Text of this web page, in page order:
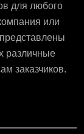
для любого
или
различные
заказчиков.